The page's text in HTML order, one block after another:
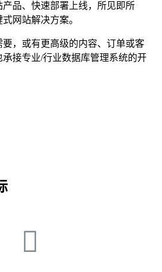
品、快速部署上线，所见即所
网站解决方案。
，或有更高级的内容、订单或客
接专业/行业数据库管理系统的开